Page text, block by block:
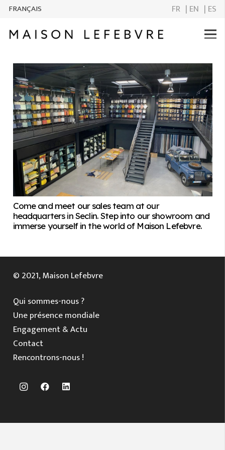
FRANÇAIS FR | EN | ES
Come and meet our sales team at our
headquarters in Seclin. Step into our showroom and
immerse yourself in the world of Maison Lefebvre.
© 2021, Maison Lefebvre
Qui sommes-nous ?
Une présence mondiale
Engagement & Actu
Contact
Rencontrons-nous !